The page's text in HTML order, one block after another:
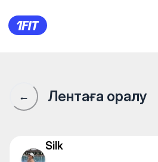
«Менің денем
← Лентаға оралу
Silk